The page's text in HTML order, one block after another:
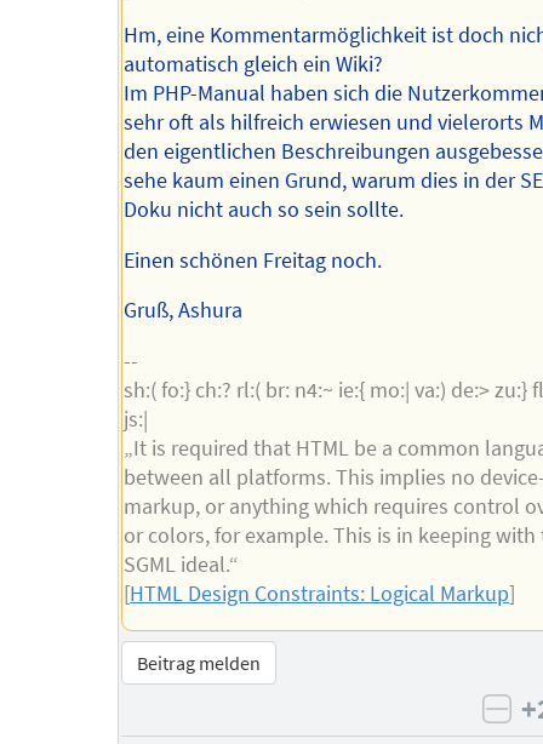
Hm, eine Kommentarmöglichkeit ist doch
automatisch gleich ein Wiki?
Im PHP-Manual haben sich die
sehr oft als hilfreich erwiesen und vielerorts
den eigentlichen Beschreibungen
sehe kaum einen Grund, warum dies in der
Doku nicht auch so sein sollte.
Einen schönen Freitag noch.
Gruß, Ashura
--
sh:( fo:} ch:? rl:( br: n4:~ ie:{ mo:| va:) de:> zu:}
js:|
„It is required that HTML be a common
between all platforms. This implies no
markup, or anything which requires control
or colors, for example. This is in keeping with
SGML ideal.“
[HTML Design Constraints: Logical Markup]
Beitrag melden